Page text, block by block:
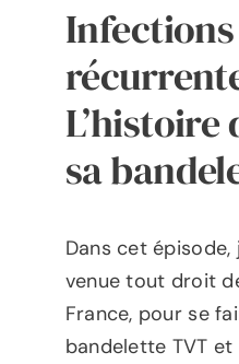
L’histoire
sa
Dans cet épisode,
venue tout droit
France, pour se
bandelette TVT